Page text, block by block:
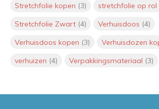
Mag een pizzadoos
over recycling
Onze luchtkussen
zijn nu klaar voor
DoorJeroen
Stretchfolie kopen (3) stretchfolie op rol
Stretchfolie Zwart (4) Verhuisdoos (4)
Verhuisdoos kopen (3) Verhuisdozen
verhuizen (4) Verpakkingsmateriaal (3)